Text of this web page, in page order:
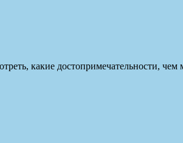
какие достопримечательности, чем